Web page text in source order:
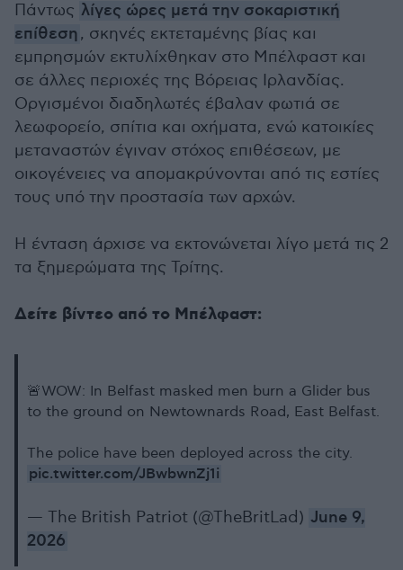
Πάντως λίγες ώρες μετά την σοκαριστική
επίθεση, σκηνές εκτεταμένης βίας και
εμπρησμών εκτυλίχθηκαν στο Μπέλφαστ και
σε άλλες περιοχές της Βόρειας Ιρλανδίας.
Οργισμένοι διαδηλωτές έβαλαν φωτιά σε
λεωφορείο, σπίτια και οχήματα, ενώ κατοικίες
μεταναστών έγιναν στόχος επιθέσεων, με
οικογένειες να απομακρύνονται από τις εστίες
τους υπό την προστασία των αρχών.
Η ένταση άρχισε να εκτονώνεται λίγο μετά τις 2
τα ξημερώματα της Τρίτης.
Δείτε βίντεο από το Μπέλφαστ:
🚨WOW: In Belfast masked men burn a Glider bus
to the ground on Newtownards Road, East Belfast.
The police have been deployed across the city.
pic.twitter.com/JBwbwnZj1i
— The British Patriot (@TheBritLad) June 9,
2026